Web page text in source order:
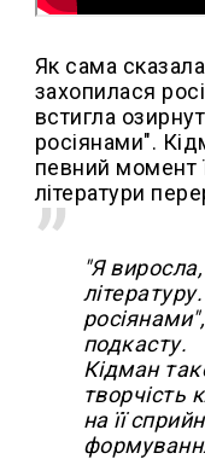
Як сама
захопилася
встигла
росіянами".
певний момент
літератури
"Я
подкасту.
Кідман
творчість
на її